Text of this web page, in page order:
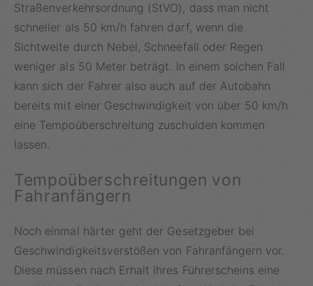
Straßenverkehrsordnung (StVO), dass man nicht
schneller als 50 km/h fahren darf, wenn die
Sichtweite durch Nebel, Schneefall oder Regen
weniger als 50 Meter beträgt. In einem solchen Fall
kann sich der Fahrer also auch auf der Autobahn
bereits mit einer Geschwindigkeit von über 50 km/h
eine Tempoüberschreitung zuschulden kommen
lassen.
Tempoüberschreitungen von
Fahranfängern
Noch einmal härter geht der Gesetzgeber bei
Geschwindigkeitsverstößen von Fahranfängern vor.
Diese müssen nach Erhalt ihres Führerscheins eine